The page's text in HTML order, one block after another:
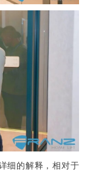
细的解释，相对于